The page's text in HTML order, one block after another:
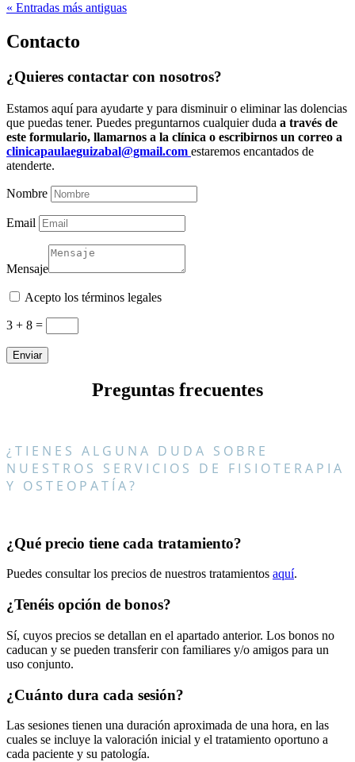
« Entradas más antiguas
Contacto
¿Quieres contactar con nosotros?
Estamos aquí para ayudarte y para disminuir o eliminar las dolencias
que puedas tener. Puedes preguntarnos cualquier duda a través de
este formulario, llamarnos a la clínica o escribirnos un correo a
clinicapaulaeguizabal@gmail.com estaremos encantados de
atenderte.
Nombre
Email
Mensaje
Acepto los términos legales
3 + 8 =
Enviar
Preguntas frecuentes
¿TIENES ALGUNA DUDA SOBRE
NUESTROS SERVICIOS DE FISIOTERAPIA
Y OSTEOPATÍA?
¿Qué precio tiene cada tratamiento?
Puedes consultar los precios de nuestros tratamientos aquí.
¿Tenéis opción de bonos?
Sí, cuyos precios se detallan en el apartado anterior. Los bonos no
caducan y se pueden transferir con familiares y/o amigos para un
uso conjunto.
¿Cuánto dura cada sesión?
Las sesiones tienen una duración aproximada de una hora, en las
cuales se incluye la valoración inicial y el tratamiento oportuno a
cada paciente y su patología.